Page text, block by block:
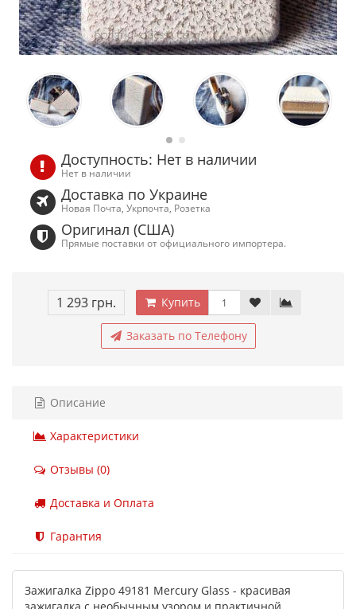
Доступность: Нет в наличии
Нет в наличии
Доставка по Украине
Новая Почта, Укрпочта, Розетка
Оригинал (США)
Прямые поставки от официального импортера.
1 293 грн. Купить
Заказать по Телефону
Описание
Характеристики
Отзывы (0)
Доставка и Оплата
Гарантия
Зажигалка Zippo 49181 Mercury Glass - красивая